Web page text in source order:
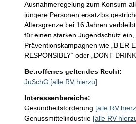
Ausnahmeregelung zum Konsum
jüngere Personen ersatzlos
Altersgrenze bei 16 Jahren
für einen starken Jugendschutz
Präventionskampagnen wie „BIER
RESPONSIBLY“ oder „DONT
Betroffenes geltendes Recht:
JuSchG [alle RV hierzu]
Interessenbereiche:
Gesundheitsförderung [alle RV
Genussmittelindustrie [alle RV